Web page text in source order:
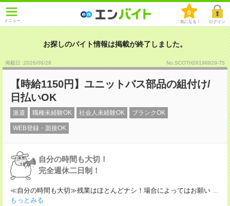
メニュー
0
気になる！ ログイン
お探しのバイト情報は掲載が終了しました。
掲載日 :2026/06/28 No.SCOTH26198829-T5
【時給1150円】ユニットバス部品の組付け/
日払いOK
派遣 職種未経験OK 社会人未経験OK ブランクOK
WEB登録・面接OK
自分の時間も大切！
完全週休二日制！
≪自分の時間も大切≫残業はほとんどナシ！場合によってはお願い ...
もっとみる